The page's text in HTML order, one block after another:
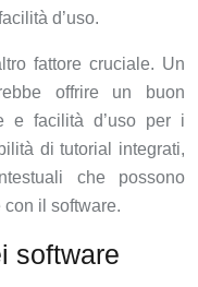
d’uso.
fattore cruciale. Un
offrire un buon
e facilità d’uso per i
di tutorial integrati,
che possono
il software.
software